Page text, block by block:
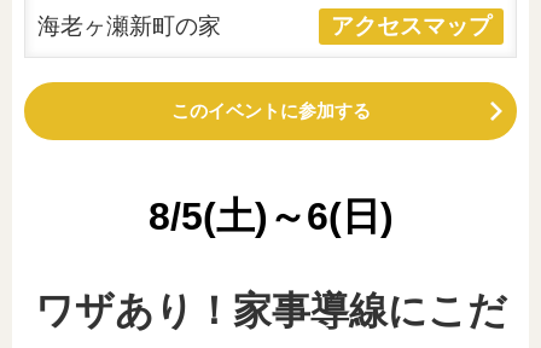
海老ヶ瀬新町の家 アクセスマップ
このイベントに参加する
8/5(土)～6(日)
ワザあり！家事導線にこだ